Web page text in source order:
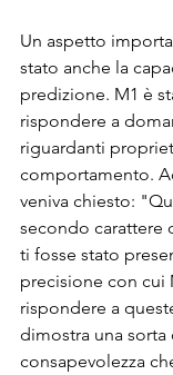
Un aspetto
stato anche la
predizione. M1 è
rispondere a
riguardanti
comportamento.
veniva chiesto:
secondo carattere
ti fosse stato
precisione con cui
rispondere a
dimostra una sorta
consapevolezza